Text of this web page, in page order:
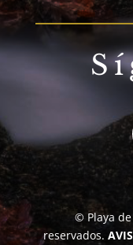
© Playa de
reservados.